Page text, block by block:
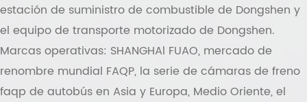
estación de suministro de combustible de Dongshen y
el equipo de transporte motorizado de Dongshen.
Marcas operativas: SHANGHAl FUAO, mercado de
renombre mundial FAQP, la serie de cámaras de freno
faqp de autobús en Asia y Europa, Medio Oriente, el